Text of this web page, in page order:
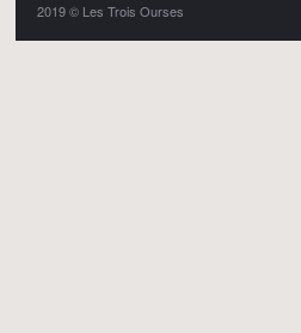
2019 © Les Trois Ourses